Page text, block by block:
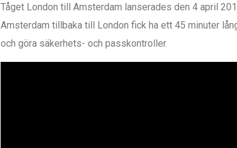
Tåget London till Amsterdam lanserades den 4 april
Amsterdam tillbaka till London fick ha ett 45 minuter
och göra säkerhets- och passkontroller.